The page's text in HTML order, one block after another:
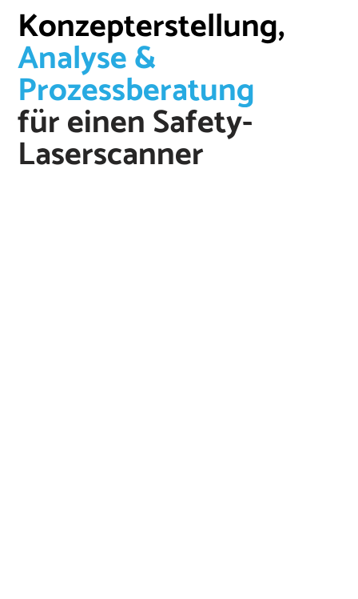
Konzepterstellung,
Analyse &
Prozessberatung
für einen Safety-
Laserscanner